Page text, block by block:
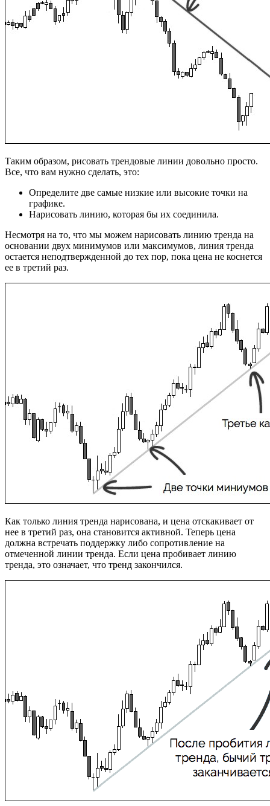
Таким образом, рисовать трендовые линии довольно просто.
Все, что вам нужно сделать, это:
Определите две самые низкие или высокие точки на
графике.
Нарисовать линию, которая бы их соединила.
Несмотря на то, что мы можем нарисовать линию тренда на
основании двух минимумов или максимумов, линия тренда
остается неподтвержденной до тех пор, пока цена не коснется
ее в третий раз.
Как только линия тренда нарисована, и цена отскакивает от
нее в третий раз, она становится активной. Теперь цена
должна встречать поддержку либо сопротивление на
отмеченной линии тренда. Если цена пробивает линию
тренда, это означает, что тренд закончился.